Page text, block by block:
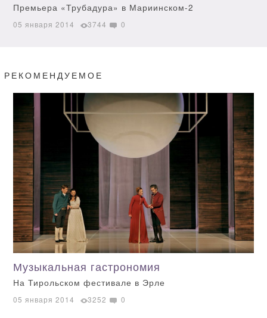
Премьера «Трубадура» в Мариинском-2
05 января 2014 3744 0
РЕКОМЕНДУЕМОЕ
Музыкальная гастрономия
На Тирольском фестивале в Эрле
05 января 2014 3252 0